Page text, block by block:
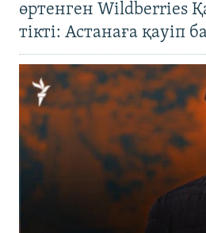
өртенген Wildberries
тікті: Астанаға қауіп